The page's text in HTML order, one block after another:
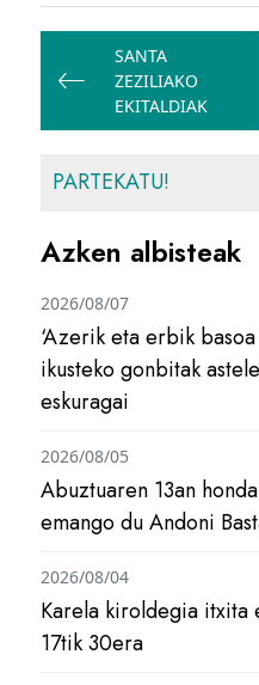
Bidalketetan
zehar
nabigatu
SANTA
ZEZILIAKO
EKITALDIAK
PARTEKATU!
Azken albisteak
‘Azerik eta erbik
ikusteko gonbitak
eskuragai
2026/08/07
Abuztuaren 13an
emango du Andoni
2026/08/05
Karela kiroldegia itxita
17tik 30era
2026/08/04